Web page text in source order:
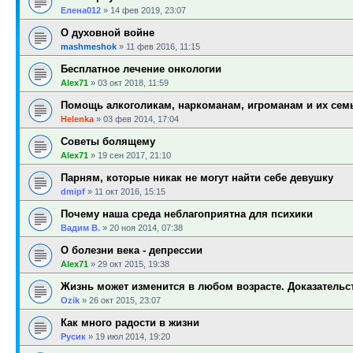
Елена012 » 14 фев 2019, 23:07
О духовной войне
mashmeshok » 11 фев 2016, 11:15
Бесплатное лечение онкологии
Alex71 » 03 окт 2018, 11:59
Помощь алкоголикам, наркоманам, игроманам и их
Helenka » 03 фев 2014, 17:04
Советы болящему
Alex71 » 19 сен 2017, 21:10
Парням, которые никак не могут найти себе девушку
dmipf » 11 окт 2016, 15:15
Почему наша среда неблагоприятна для психики
Вадим В. » 20 ноя 2014, 07:38
О болезни века - депрессии
Alex71 » 29 окт 2015, 19:38
Жизнь может изменится в любом возрасте.
Ozik » 26 окт 2015, 23:07
Как много радости в жизни
Русик » 19 июл 2014, 19:20